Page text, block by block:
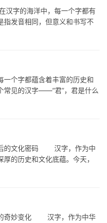
的海洋中，每一个字都有
指发音相同，但意义和书写不
个字都蕴含着丰富的历史和
常见的汉字——“君”，君是什么
的文化密码 汉字，作为中
的历史和文化底蕴。今天，
奇妙变化 汉字，作为中华